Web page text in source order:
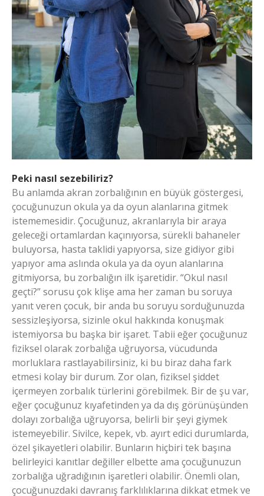
Peki nasıl sezebiliriz?
Bu anlamda akran zorbalığının en büyük göstergesi,
çocuğunuzun okula ya da oyun alanlarına gitmek
istememesidir. Çocuğunuz, akranlarıyla bir araya
geleceği ortamlardan kaçınıyorsa, sürekli bahaneler
buluyorsa, hasta taklidi yapıyorsa, size gidiyor gibi
yapıyor ama aslında okula ya da oyun alanlarına
gitmiyorsa, bu zorbalığın ilk işaretidir. “Okul nasıl
geçti?” sorusu çok klişe ama her zaman bu soruya
yanıt veren çocuk, bir anda bu soruyu sorduğunuzda
sessizleşiyorsa, sizinle okul hakkında konuşmak
istemiyorsa bu başka bir işaret. Tabii eğer çocuğunuz
fiziksel olarak zorbalığa uğruyorsa, vücudunda
morluklara rastlayabilirsiniz, ki bu biraz daha fark
etmesi kolay bir durum. Zor olan, fiziksel şiddet
içermeyen zorbalık türlerini görebilmek. Bir de şu var,
eğer çocuğunuz kıyafetinden ya da dış görünüşünden
dolayı zorbalığa uğruyorsa, belirli bir şeyi giymek
istemeyebilir. Sivilce, kepek, vb. ayırt edici durumlarda,
özel şikayetleri olabilir. Bunların hiçbiri tek başına
belirleyici kanıtlar değiller elbette ama çocuğunuzun
zorbalığa uğradığının işaretleri olabilir. Önemli olan,
çocuğunuzdaki davranış farklılıklarına dikkat etmek ve